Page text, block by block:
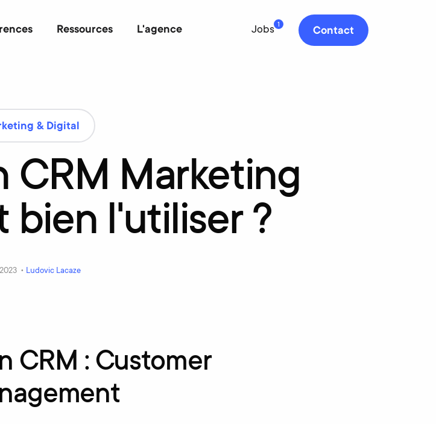
Ressources L'agence Jobs 1
Contact
& Digital
CRM Marketing
bien l'utiliser ?
• Ludovic Lacaze
CRM : Customer